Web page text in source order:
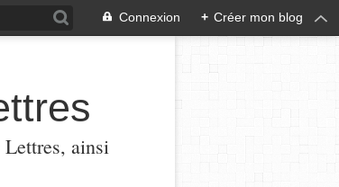
Connexion + Créer mon blog
Lettres, ainsi